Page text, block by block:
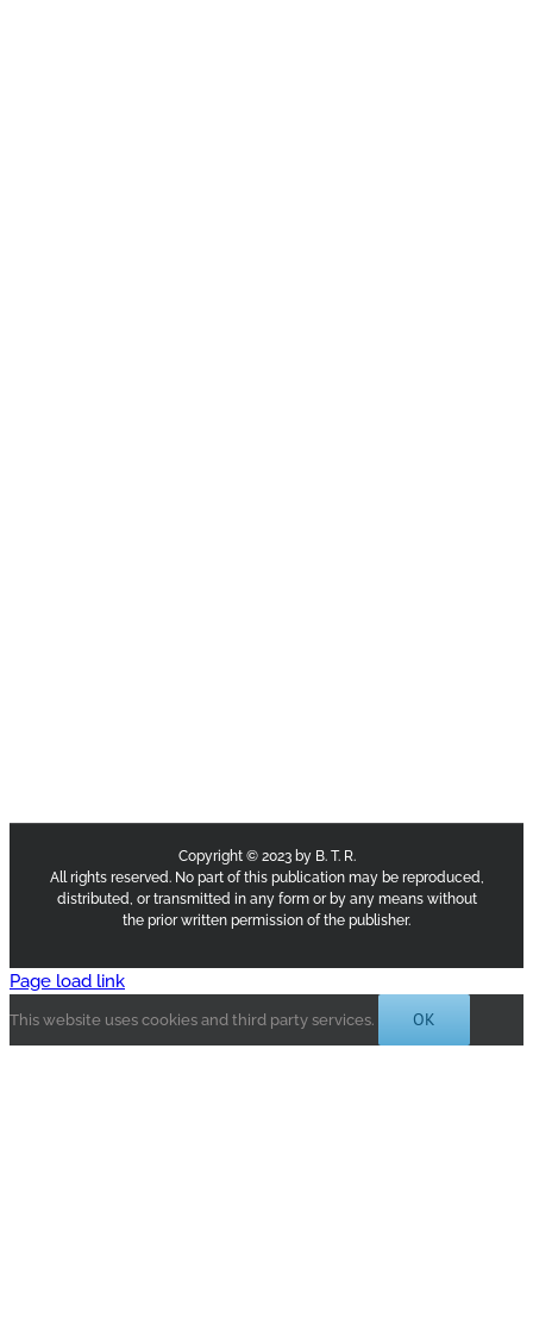
Copyright © 2023 by B. T. R.
All rights reserved. No part of this publication may be reproduced,
distributed, or transmitted in any form or by any means without
the prior written permission of the publisher.
Page load link
This website uses cookies and third party services. OK